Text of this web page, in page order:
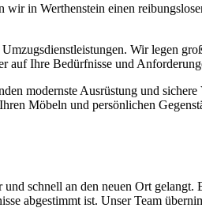
in Werthenstein einen
Wir legen
auf Ihre Bedürfnisse und
modernste Ausrüstung und
Möbeln und persönlichen
schnell an den neuen Ort
abgestimmt ist. Unser Team